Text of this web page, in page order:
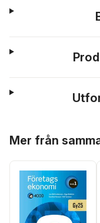
Mer från